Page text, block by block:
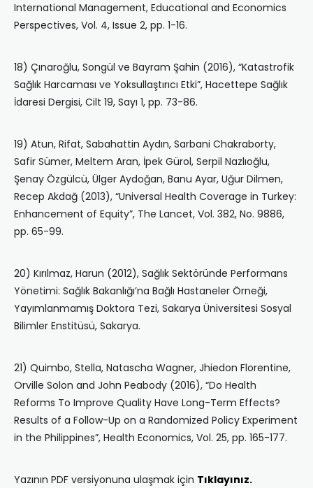
International Management, Educational and Economics
Perspectives, Vol. 4, Issue 2, pp. 1-16.
18) Çınaroğlu, Songül ve Bayram Şahin (2016), “Katastrofik
Sağlık Harcaması ve Yoksullaştırıcı Etki”, Hacettepe Sağlık
İdaresi Dergisi, Cilt 19, Sayı 1, pp. 73-86.
19) Atun, Rifat, Sabahattin Aydın, Sarbani Chakraborty,
Safir Sümer, Meltem Aran, İpek Gürol, Serpil Nazlıoğlu,
Şenay Özgülcü, Ülger Aydoğan, Banu Ayar, Uğur Dilmen,
Recep Akdağ (2013), “Universal Health Coverage in Turkey:
Enhancement of Equity”, The Lancet, Vol. 382, No. 9886,
pp. 65-99.
20) Kırılmaz, Harun (2012), Sağlık Sektöründe Performans
Yönetimi: Sağlık Bakanlığı’na Bağlı Hastaneler Örneği,
Yayımlanmamış Doktora Tezi, Sakarya Üniversitesi Sosyal
Bilimler Enstitüsü, Sakarya.
21) Quimbo, Stella, Natascha Wagner, Jhiedon Florentine,
Orville Solon and John Peabody (2016), “Do Health
Reforms To Improve Quality Have Long-Term Effects?
Results of a Follow-Up on a Randomized Policy Experiment
in the Philippines”, Health Economics, Vol. 25, pp. 165-177.
Yazının PDF versiyonuna ulaşmak için Tıklayınız.